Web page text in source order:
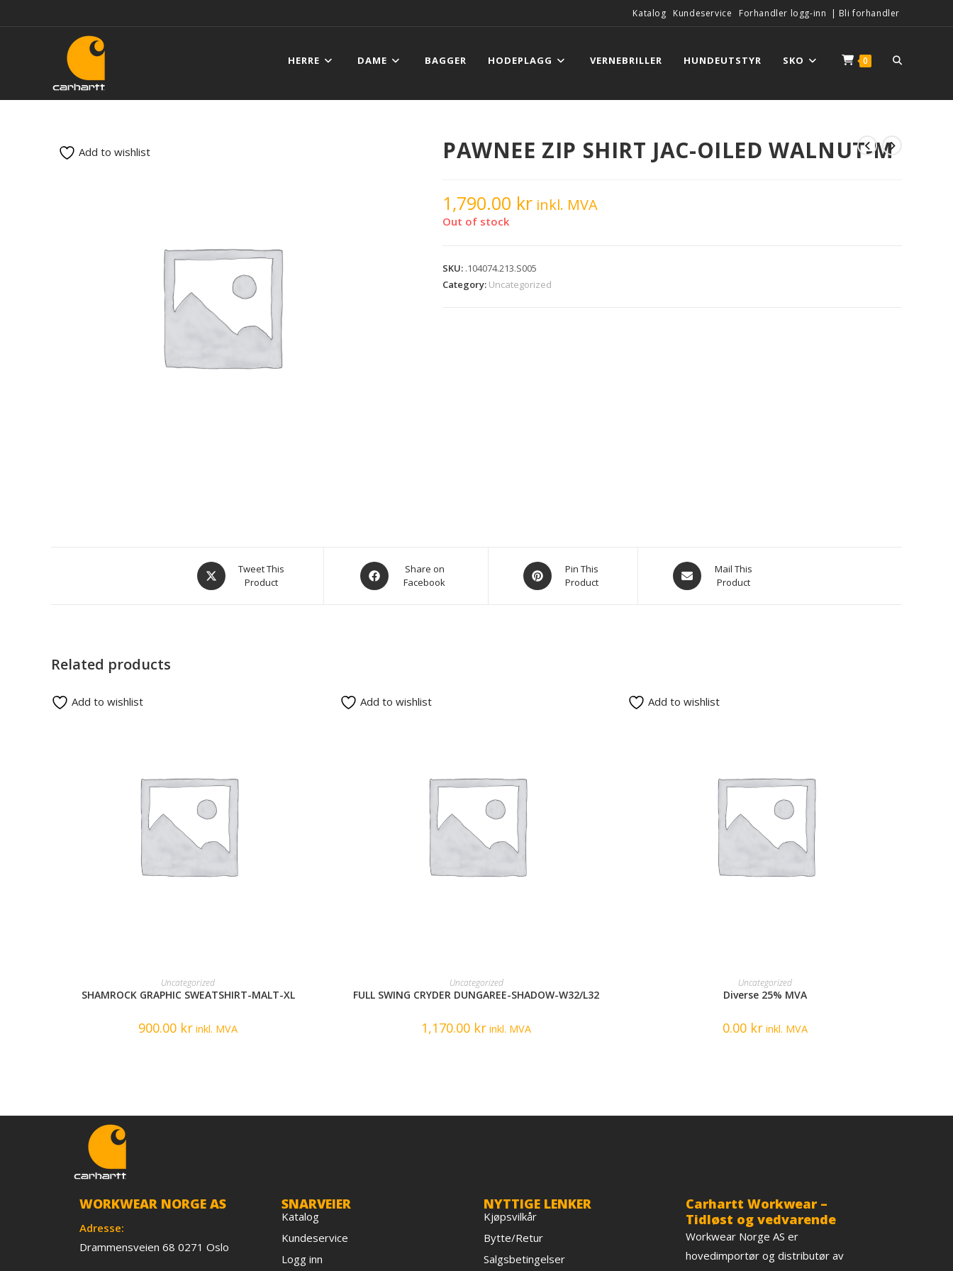
Katalog Kundeservice Forhandler logg-inn | Bli forhandler
HERRE DAME BAGGER HODEPLAGG VERNEBRILLER HUNDEUTSTYR SKO 0
PAWNEE ZIP SHIRT JAC-OILED WALNUT-M
1,790.00 kr inkl. MVA
Out of stock
SKU: .104074.213.S005
Category: Uncategorized
Add to wishlist
Tweet This
Product
Share on
Facebook
Pin This
Product
Mail This
Product
Related products
READ MORE
Uncategorized
SHAMROCK GRAPHIC SWEATSHIRT-MALT-XL
900.00 kr inkl. MVA
Add to wishlist
READ MORE
Uncategorized
FULL SWING CRYDER DUNGAREE-SHADOW-W32/L32
1,170.00 kr inkl. MVA
Add to wishlist
READ MORE
Uncategorized
Diverse 25% MVA
0.00 krinkl. MVA
Add to wishlist
WORKWEAR NORGE AS
Adresse:
Drammensveien 68 0271 Oslo
SNARVEIER
Katalog
Kundeservice
Logg inn
NYTTIGE LENKER
Kjøpsvilkår
Bytte/Retur
Salgsbetingelser
Carhartt Workwear –
Tidløst og vedvarende
Workwear Norge AS er
hovedimportør og distributør av